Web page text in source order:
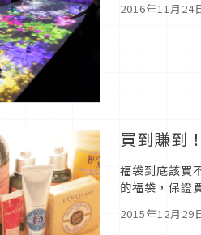
2016年11月24
買到賺到
福袋到底該買
的福袋，保證
2015年12月29